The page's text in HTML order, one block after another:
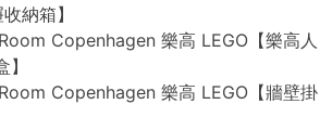
納箱】
Copenhagen 樂高 LEGO【樂高人
Copenhagen 樂高 LEGO【牆壁掛